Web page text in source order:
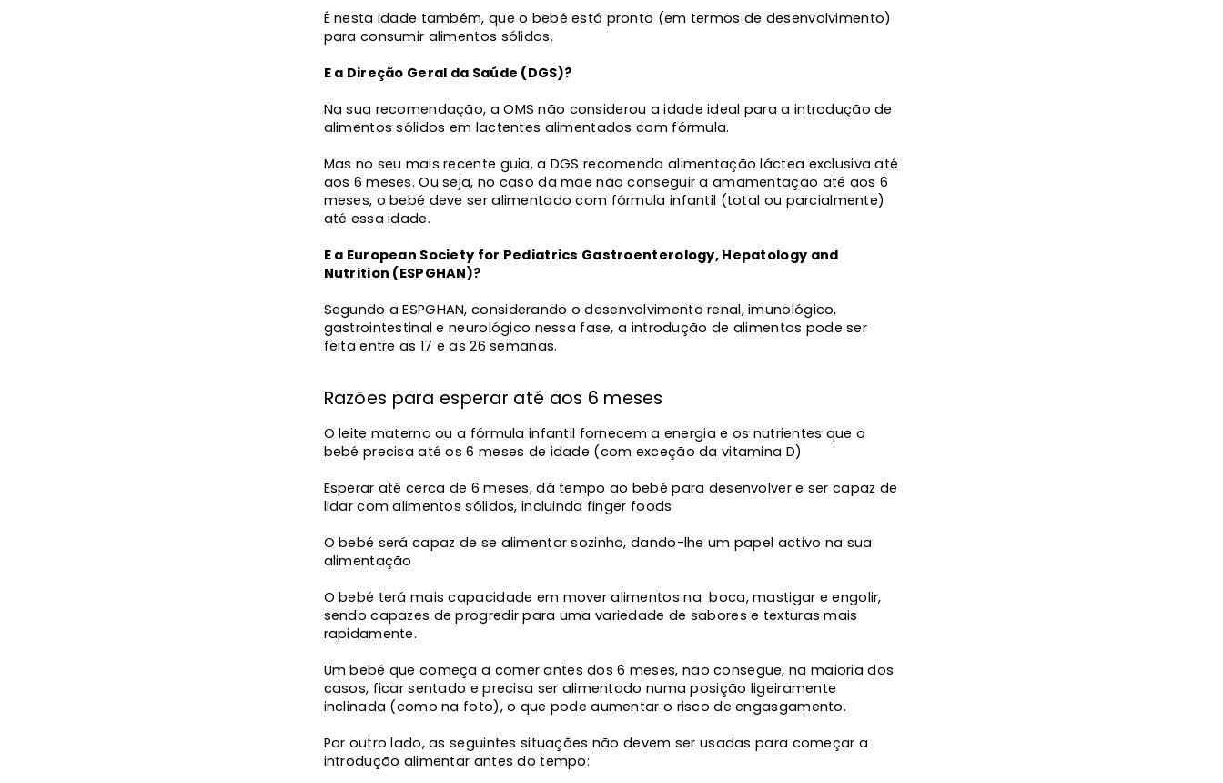
É nesta idade também, que o bebé está pronto (em termos de desenvolvimento)
para consumir alimentos sólidos.
E a Direção Geral da Saúde (DGS)?
Na sua recomendação, a OMS não considerou a idade ideal para a introdução de
alimentos sólidos em lactentes alimentados com fórmula.
Mas no seu mais recente guia, a DGS recomenda alimentação láctea exclusiva até
aos 6 meses. Ou seja, no caso da mãe não conseguir a amamentação até aos 6
meses, o bebé deve ser alimentado com fórmula infantil (total ou parcialmente)
até essa idade.
E a European Society for Pediatrics Gastroenterology, Hepatology and
Nutrition (ESPGHAN)?
Segundo a ESPGHAN, considerando o desenvolvimento renal, imunológico,
gastrointestinal e neurológico nessa fase, a introdução de alimentos pode ser
feita entre as 17 e as 26 semanas.
Razões para esperar até aos 6 meses
O leite materno ou a fórmula infantil fornecem a energia e os nutrientes que o
bebé precisa até os 6 meses de idade (com exceção da vitamina D)
Esperar até cerca de 6 meses, dá tempo ao bebé para desenvolver e ser capaz de
lidar com alimentos sólidos, incluindo finger foods
O bebé será capaz de se alimentar sozinho, dando-lhe um papel activo na sua
alimentação
O bebé terá mais capacidade em mover alimentos na boca, mastigar e engolir,
sendo capazes de progredir para uma variedade de sabores e texturas mais
rapidamente.
Um bebé que começa a comer antes dos 6 meses, não consegue, na maioria dos
casos, ficar sentado e precisa ser alimentado numa posição ligeiramente
inclinada (como na foto), o que pode aumentar o risco de engasgamento.
Por outro lado, as seguintes situações não devem ser usadas para começar a
introdução alimentar antes do tempo: